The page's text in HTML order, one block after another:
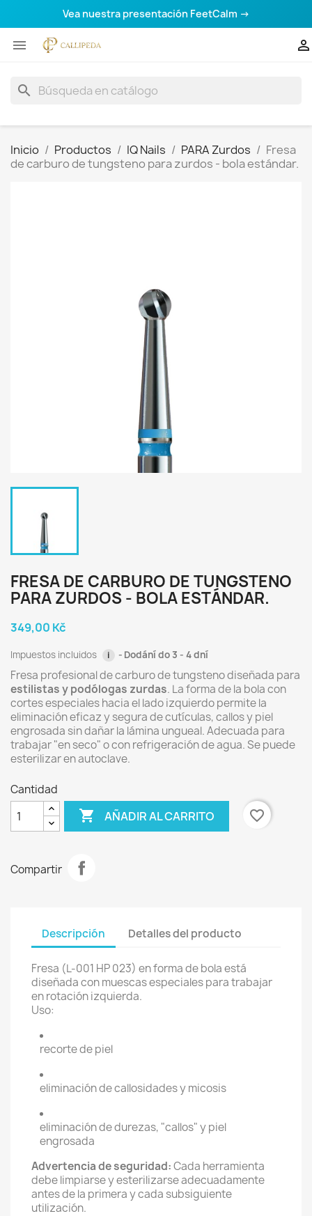
Vea nuestra presentación FeetCalm →
 
search
Inicio Productos IQ Nails PARA Zurdos
Fresa
de carburo de tungsteno para zurdos - bola estándar.
FRESA DE CARBURO DE TUNGSTENO
PARA ZURDOS - BOLA ESTÁNDAR.
349,00 Kč
Impuestos incluidos i Dodání do 3 - 4 dní
Fresa profesional de carburo de tungsteno diseñada para
estilistas y podólogas zurdas. La forma de la bola con
cortes especiales hacia el lado izquierdo permite la
eliminación eficaz y segura de cutículas, callos y piel
engrosada sin dañar la lámina ungueal. Adecuada para
trabajar "en seco" o con refrigeración de agua. Se puede
esterilizar en autoclave.
Cantidad
 AÑADIR AL CARRITO favorite_border
Compartir
Descripción Detalles del producto
Fresa (L-001 HP 023) en forma de bola está
diseñada con muescas especiales para trabajar
en rotación izquierda.
Uso:
recorte de piel
eliminación de callosidades y micosis
eliminación de durezas, "callos" y piel
engrosada
Advertencia de seguridad:Cada herramienta
debe limpiarse y esterilizarse adecuadamente
antes de la primera y cada subsiguiente
utilización.